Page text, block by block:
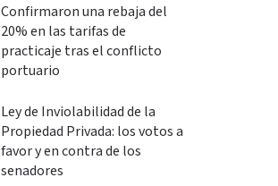
Confirmaron una rebaja del
20% en las tarifas de
practicaje tras el conflicto
portuario
Ley de Inviolabilidad de la
Propiedad Privada: los votos a
favor y en contra de los
senadores